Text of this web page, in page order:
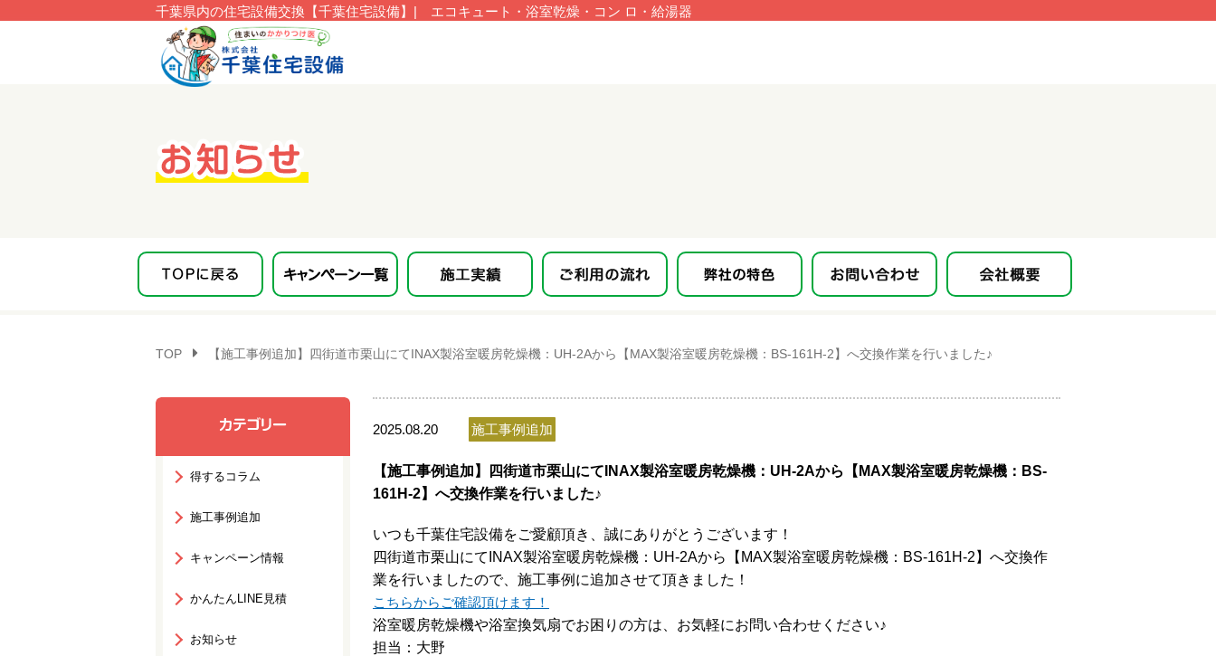
千葉県内の住宅設備交換【千葉住宅設備】| エコキュート・浴室乾燥・コン ロ・給湯器
TOP 【施工事例追加】四街道市栗山にてINAX製浴室暖房乾燥機：UH-2Aから【MAX製浴室暖房乾燥機：BS-161H-2】へ交換作業を行いました♪
得するコラム
施工事例追加
キャンペーン情報
かんたんLINE見積
お知らせ
2025.08.20 施工事例追加
【施工事例追加】四街道市栗山にてINAX製浴室暖房乾燥機：UH-2Aから【MAX製浴室暖房乾燥機：BS-
161H-2】へ交換作業を行いました♪
いつも千葉住宅設備をご愛顧頂き、誠にありがとうございます！
四街道市栗山にてINAX製浴室暖房乾燥機：UH-2Aから【MAX製浴室暖房乾燥機：BS-161H-2】へ交換作
業を行いましたので、 施工事例に追加させて頂きました！
こちらからご確認頂けます！
浴室暖房乾燥機や浴室換気扇でお困りの方は、お気軽にお問い合わせください♪
担当：大野